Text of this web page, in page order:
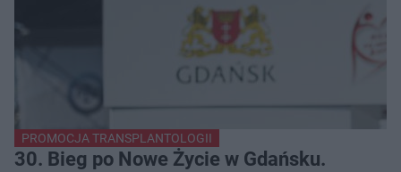
PROMOCJA TRANSPLANTOLOGII
30. Bieg po Nowe Życie w Gdańsku.